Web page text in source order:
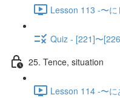
Lesson 113 -〜
Quiz - [221]〜
25. Tence, situation
Lesson 114 -〜